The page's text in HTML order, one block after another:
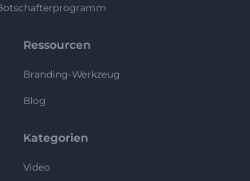
Ressourcen
Branding-Werkzeug
Blog
Kategorien
Video